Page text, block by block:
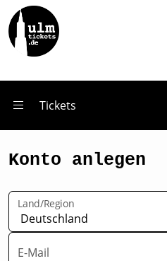
Zum Hauptinhalt springen
Tickets
Konto anlegen
Land/Region
E-Mail